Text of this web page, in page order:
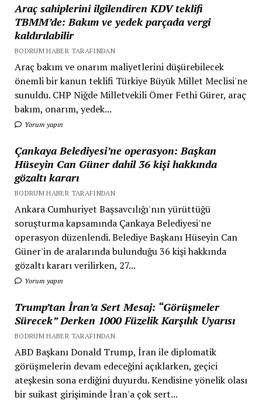
Araç sahiplerini ilgilendiren KDV teklifi
TBMM’de: Bakım ve yedek parçada vergi
kaldırılabilir
BODRUM HABER TARAFINDAN
Araç bakım ve onarım maliyetlerini düşürebilecek
önemli bir kanun teklifi Türkiye Büyük Millet Meclisi'ne
sunuldu. CHP Niğde Milletvekili Ömer Fethi Gürer, araç
bakım, onarım, yedek...
Yorum yapın
Çankaya Belediyesi’ne operasyon: Başkan
Hüseyin Can Güner dahil 36 kişi hakkında
gözaltı kararı
BODRUM HABER TARAFINDAN
Ankara Cumhuriyet Başsavcılığı'nın yürüttüğü
soruşturma kapsamında Çankaya Belediyesi'ne
operasyon düzenlendi. Belediye Başkanı Hüseyin Can
Güner'in de aralarında bulunduğu 36 kişi hakkında
gözaltı kararı verilirken, 27...
Yorum yapın
Trump’tan İran’a Sert Mesaj: “Görüşmeler
Sürecek” Derken 1000 Füzelik Karşılık Uyarısı
BODRUM HABER TARAFINDAN
ABD Başkanı Donald Trump, İran ile diplomatik
görüşmelerin devam edeceğini açıklarken, geçici
ateşkesin sona erdiğini duyurdu. Kendisine yönelik olası
bir suikast girişiminde İran'a çok sert...